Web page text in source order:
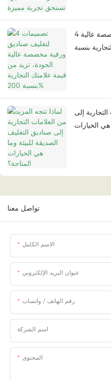
4 تصميمات لتغليف صناديق ورقية مخصصة عالية
بنسبة
إلى
هي الخيارات
تواصل معنا
الاسم الكامل
عنوان البريد الإلكتروني
رقم الهاتف / واتساب
اسم الشركة
المحتوى